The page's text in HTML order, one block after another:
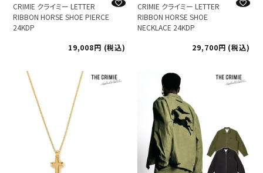
CRIMIE クライミー LETTER
RIBBON HORSE SHOE PIERCE
24KDP
19,008
税込
CRIMIE クライミー LETTER
RIBBON HORSE SHOE
NECKLACE 24KDP
29,700
税込